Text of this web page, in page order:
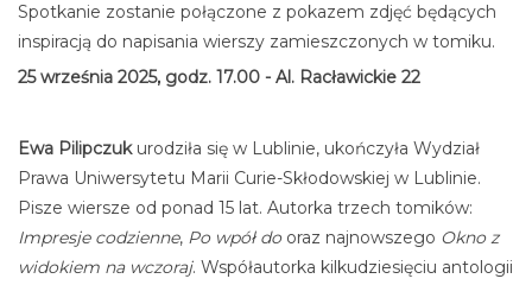
Spotkanie zostanie połączone z pokazem zdjęć będących
inspiracją do napisania wierszy zamieszczonych w tomiku.
25 września 2025, godz. 17.00 - Al. Racławickie 22
Ewa Pilipczukurodziła się w Lublinie, ukończyła Wydział
Prawa Uniwersytetu Marii Curie-Skłodowskiej w Lublinie.
Pisze wiersze od ponad 15 lat. Autorka trzech tomików:
Impresje codzienne, Po wpół dooraz najnowszego Okno z
widokiem na wczoraj. Współautorka kilkudziesięciu antologii